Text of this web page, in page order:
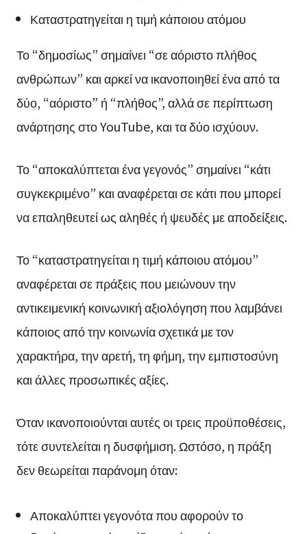
Καταστρατηγείται η τιμή κάποιου ατόμου
Το “δημοσίως” σημαίνει “σε αόριστο πλήθος
ανθρώπων” και αρκεί να ικανοποιηθεί ένα από τα
δύο, “αόριστο” ή “πλήθος”, αλλά σε περίπτωση
ανάρτησης στο YouTube, και τα δύο ισχύουν.
Το “αποκαλύπτεται ένα γεγονός” σημαίνει “κάτι
συγκεκριμένο” και αναφέρεται σε κάτι που μπορεί
να επαληθευτεί ως αληθές ή ψευδές με αποδείξεις.
Το “καταστρατηγείται η τιμή κάποιου ατόμου”
αναφέρεται σε πράξεις που μειώνουν την
αντικειμενική κοινωνική αξιολόγηση που λαμβάνει
κάποιος από την κοινωνία σχετικά με τον
χαρακτήρα, την αρετή, τη φήμη, την εμπιστοσύνη
και άλλες προσωπικές αξίες.
Όταν ικανοποιούνται αυτές οι τρεις προϋποθέσεις,
τότε συντελείται η δυσφήμιση. Ωστόσο, η πράξη
δεν θεωρείται παράνομη όταν:
Αποκαλύπτει γεγονότα που αφορούν το